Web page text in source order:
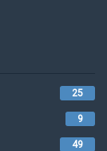
25
9
49